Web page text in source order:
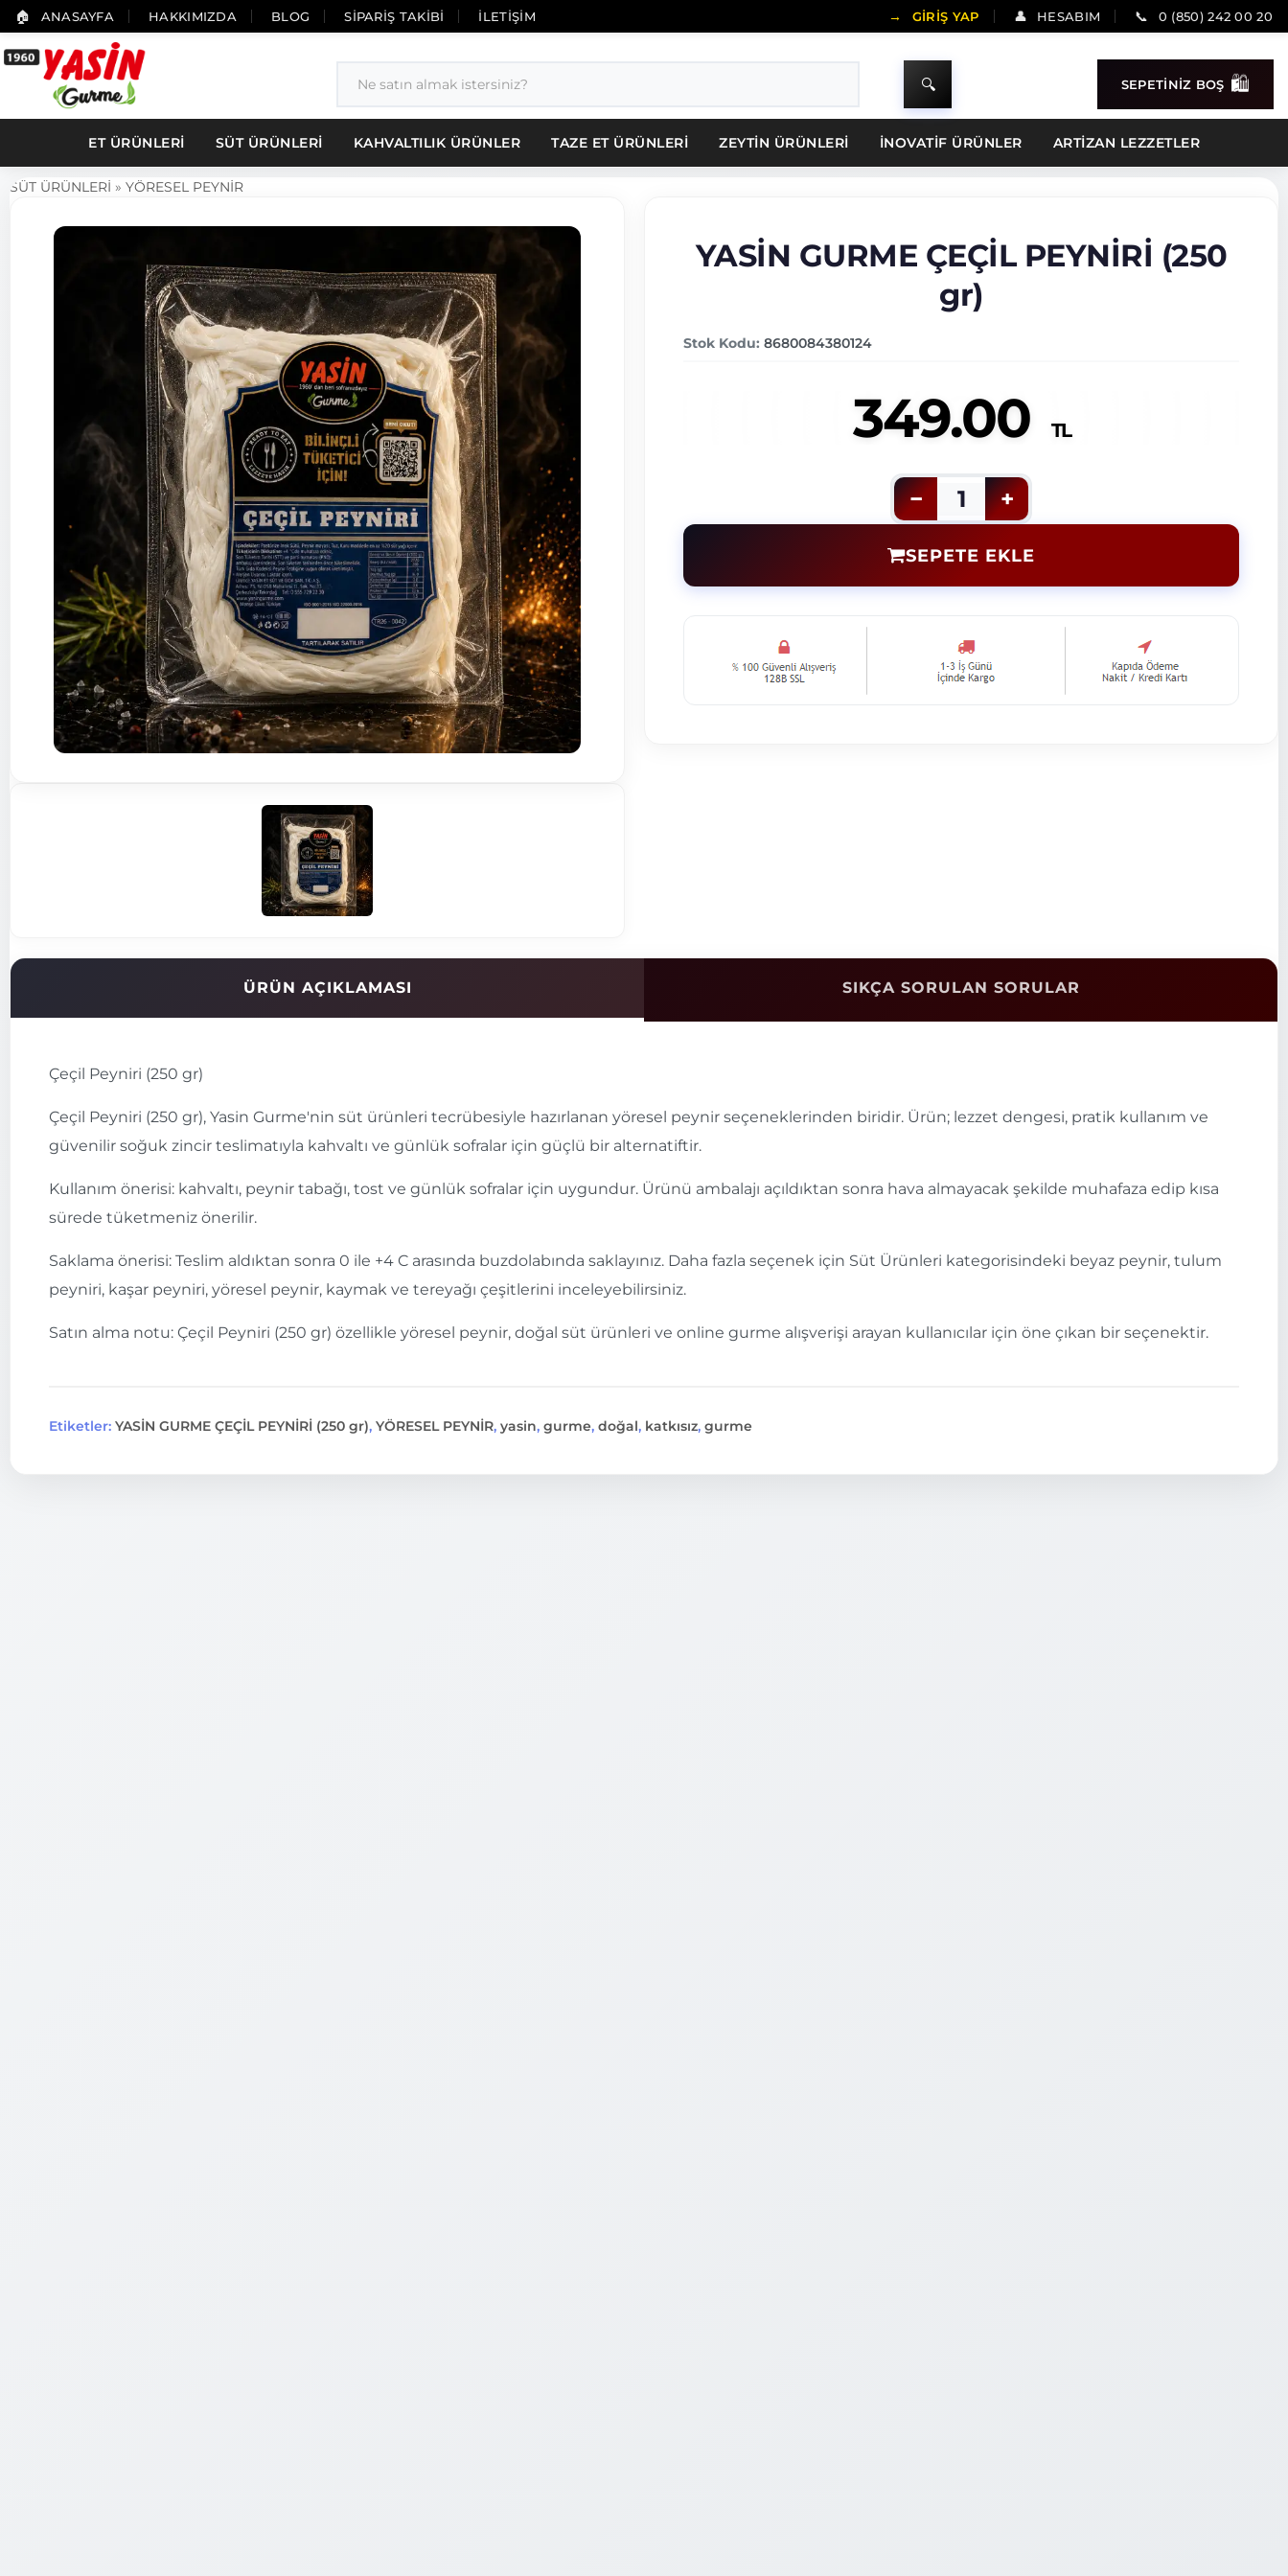
ANASAYFA HAKKIMIZDA BLOG SİPARİŞ TAKİBİ İLETİŞİM GİRİŞ YAP HESABIM 0 (850) 242 00 20
SEPETİNİZ BOŞ
ET ÜRÜNLERİ SÜT ÜRÜNLERİ KAHVALTILIK ÜRÜNLER TAZE ET ÜRÜNLERİ ZEYTİN ÜRÜNLERİ İNOVATİF ÜRÜNLER ARTIZAN LEZZETLER
SÜT ÜRÜNLERİ » YÖRESEL PEYNİR
YASİN GURME ÇEÇİL PEYNİRİ (250
gr)
Stok Kodu: 8680084380124
349.00 TL
− 1 +
SEPETE EKLE
ÜRÜN AÇIKLAMASI SIKÇA SORULAN SORULAR
Çeçil Peyniri (250 gr)
Çeçil Peyniri (250 gr), Yasin Gurme'nin süt ürünleri tecrübesiyle hazırlanan yöresel peynir seçeneklerinden biridir. Ürün; lezzet dengesi, pratik kullanım ve
güvenilir soğuk zincir teslimatıyla kahvaltı ve günlük sofralar için güçlü bir alternatiftir.
Kullanım önerisi: kahvaltı, peynir tabağı, tost ve günlük sofralar için uygundur. Ürünü ambalajı açıldıktan sonra hava almayacak şekilde muhafaza edip kısa
sürede tüketmeniz önerilir.
Saklama önerisi: Teslim aldıktan sonra 0 ile +4 C arasında buzdolabında saklayınız. Daha fazla seçenek için Süt Ürünleri kategorisindeki beyaz peynir, tulum
peyniri, kaşar peyniri, yöresel peynir, kaymak ve tereyağı çeşitlerini inceleyebilirsiniz.
Satın alma notu: Çeçil Peyniri (250 gr) özellikle yöresel peynir, doğal süt ürünleri ve online gurme alışverişi arayan kullanıcılar için öne çıkan bir seçenektir.
Etiketler: YASİN GURME ÇEÇİL PEYNİRİ (250 gr), YÖRESEL PEYNİR, yasin, gurme, doğal, katkısız, gurme